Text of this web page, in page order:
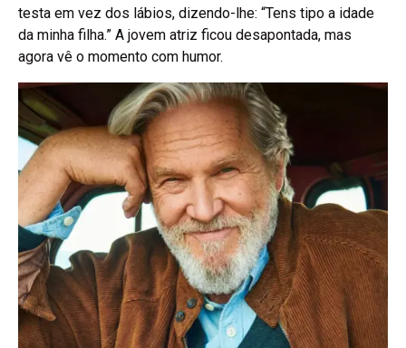
testa em vez dos lábios, dizendo-lhe: “Tens tipo a idade
da minha filha.” A jovem atriz ficou desapontada, mas
agora vê o momento com humor.